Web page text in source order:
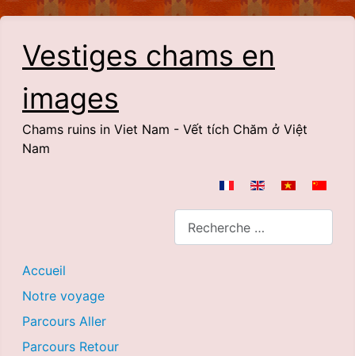
Vestiges chams en
images
Chams ruins in Viet Nam - Vết tích Chăm ở Việt
Nam
Accueil
Notre voyage
Parcours Aller
Parcours Retour